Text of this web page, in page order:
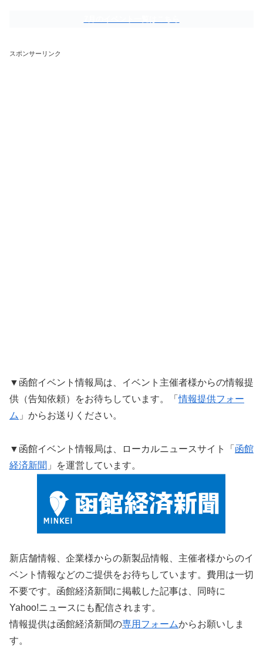
スポンサーリンク
▼函館イベント情報局は、イベント主催者様からの情報提
供（告知依頼）をお待ちしています。「情報提供フォー
ム 」からお送りください。
▼函館イベント情報局は、ローカルニュースサイト「 函館
経済新聞 」を運営しています。
新店舗情報、企業様からの新製品情報、主催者様からのイ
ベント情報などのご提供をお待ちしています。費用は一切
不要です。函館経済新聞に掲載した記事は、同時に
Yahoo!ニュースにも配信されます。
情報提供は函館経済新聞の専用フォームからお願いしま
す。